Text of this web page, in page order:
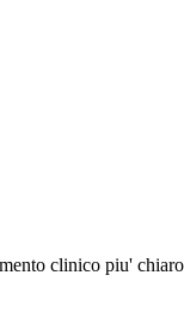
clinico piu'